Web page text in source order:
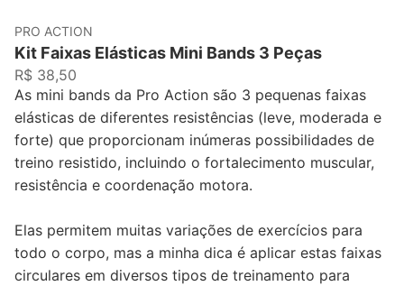
PRO ACTION
Kit Faixas Elásticas Mini Bands 3 Peças
R$ 38,50
As mini bands da Pro Action são 3 pequenas faixas
elásticas de diferentes resistências (leve, moderada e
forte) que proporcionam inúmeras possibilidades de
treino resistido, incluindo o fortalecimento muscular,
resistência e coordenação motora.
Elas permitem muitas variações de exercícios para
todo o corpo, mas a minha dica é aplicar estas faixas
circulares em diversos tipos de treinamento para